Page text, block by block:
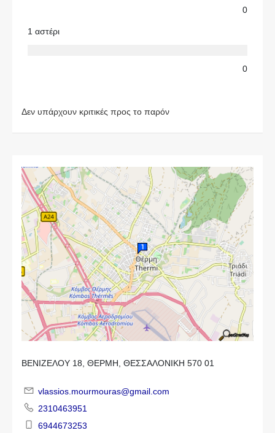
0
1 αστέρι
0
Δεν υπάρχουν κριτικές προς το παρόν
ΒΕΝΙΖΕΛΟΥ 18, ΘΕΡΜΗ, ΘΕΣΣΑΛΟΝΙΚΗ 570 01
vlassios.mourmouras@gmail.com
2310463951
6944673253